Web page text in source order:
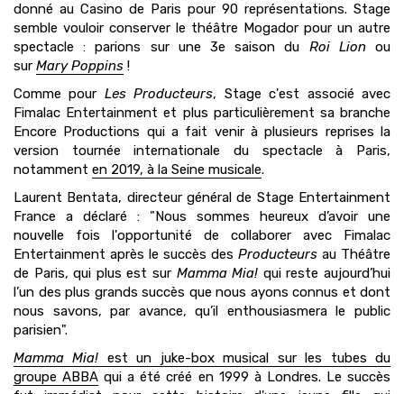
donné au Casino de Paris pour 90 représentations. Stage
semble vouloir conserver le théâtre Mogador pour un autre
spectacle : parions sur une 3e saison du Roi Lionou
sur Mary Poppins !
Comme pour Les Producteurs, Stage c'est associé avec
Fimalac Entertainment et plus particulièrement sa branche
Encore Productions qui a fait venir à plusieurs reprises la
version tournée internationale du spectacle à Paris,
notamment en 2019, à la Seine musicale.
Laurent Bentata, directeur général de Stage Entertainment
France a déclaré : "Nous sommes heureux d’avoir une
nouvelle fois l'opportunité de collaborer avec Fimalac
Entertainment après le succès des Producteurs au Théâtre
de Paris, qui plus est sur Mamma Mia! qui reste aujourd’hui
l’un des plus grands succès que nous ayons connus et dont
nous savons, par avance, qu’il enthousiasmera le public
parisien".
Mamma Mia! est un juke-box musical sur les tubes du
groupe ABBA qui a été créé en 1999 à Londres. Le succès